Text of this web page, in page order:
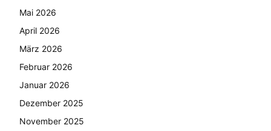
Mai 2026
April 2026
März 2026
Februar 2026
Januar 2026
Dezember 2025
November 2025